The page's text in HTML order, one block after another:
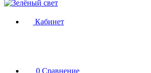
Кабинет
0 Сравнение